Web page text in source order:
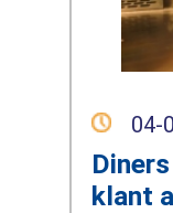
04-
klant